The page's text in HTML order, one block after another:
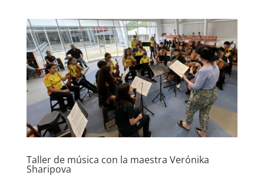
Taller de música con la maestra Verónika
Sharipova